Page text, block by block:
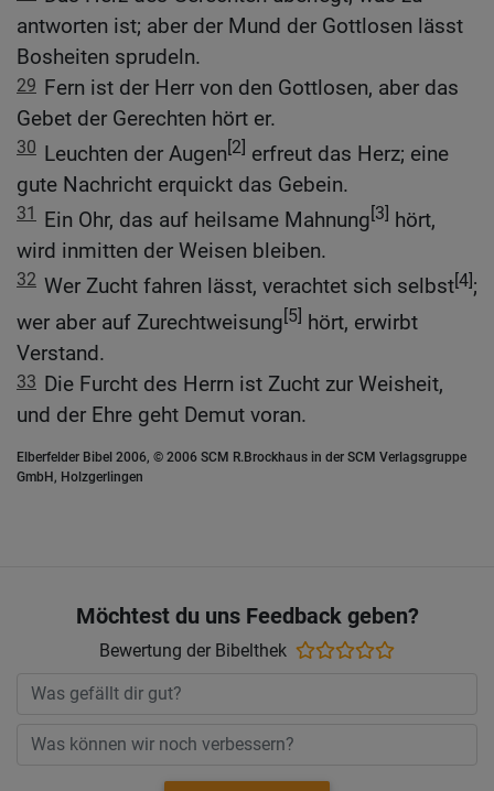
antworten ist; aber der Mund der Gottlosen lässt
Bosheiten sprudeln.
29 Fern ist der Herr von den Gottlosen, aber das
Gebet der Gerechten hört er.
30 Leuchten der Augen[2] erfreut das Herz; eine
gute Nachricht erquickt das Gebein.
31 Ein Ohr, das auf heilsame Mahnung[3] hört,
wird inmitten der Weisen bleiben.
32 Wer Zucht fahren lässt, verachtet sich selbst[4];
wer aber auf Zurechtweisung[5] hört, erwirbt
Verstand.
33 Die Furcht des Herrn ist Zucht zur Weisheit,
und der Ehre geht Demut voran.
Elberfelder Bibel 2006, © 2006 SCM R.Brockhaus in der SCM Verlagsgruppe
GmbH, Holzgerlingen
Möchtest du uns Feedback geben?
Bewertung der Bibelthek